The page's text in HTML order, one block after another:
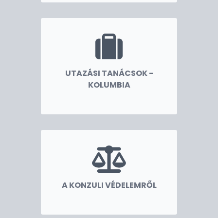
UTAZÁSI TANÁCSOK -
KOLUMBIA
A KONZULI VÉDELEMRŐL